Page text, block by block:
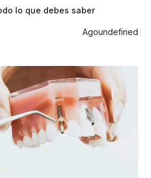
lo que debes saber
Agoundefined